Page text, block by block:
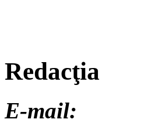
Redacţia
E-mail: